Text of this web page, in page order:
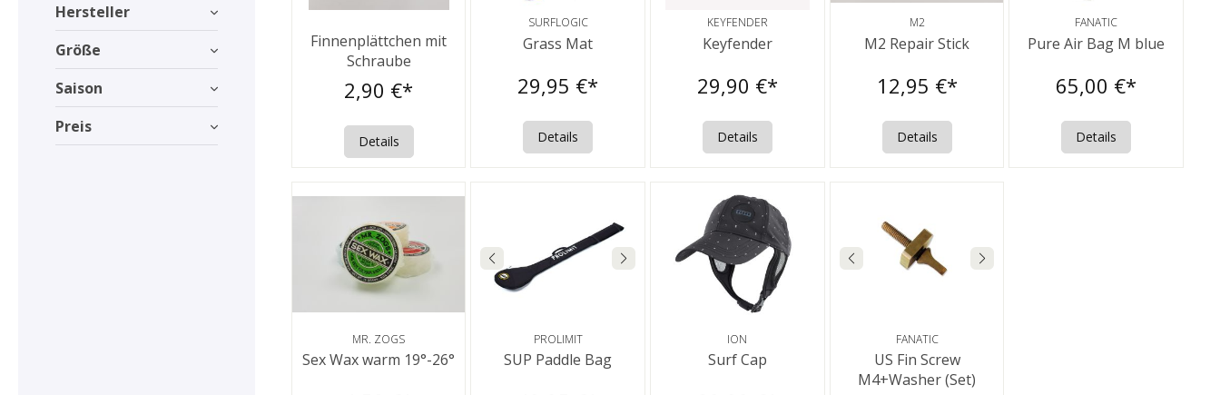
Hersteller
Größe
Saison
Preis
Finnenplättchen mit
Schraube
2,90 €*
Details
SURFLOGIC
Grass Mat
29,95 €*
Details
KEYFENDER
Keyfender
29,90 €*
Details
M2
M2 Repair Stick
12,95 €*
Details
FANATIC
Pure Air Bag M blue
65,00 €*
Details
MR. ZOGS
Sex Wax warm 19°-26°
PROLIMIT
SUP Paddle Bag
ION
Surf Cap
FANATIC
US Fin Screw
M4+Washer (Set)